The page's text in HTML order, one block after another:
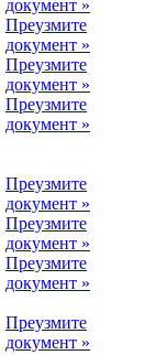
документ »
Преузмите
документ »
Преузмите
документ »
Преузмите
документ »
Преузмите
документ »
Преузмите
документ »
Преузмите
документ »
Преузмите
документ »